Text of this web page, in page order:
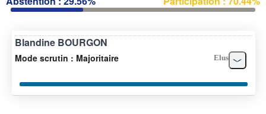
Blandine BOURGON
Mode scrutin : Majoritaire Elus